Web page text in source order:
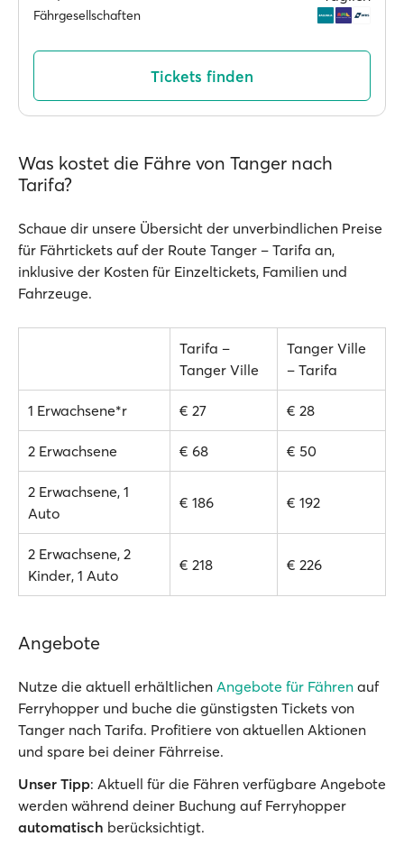
Fährgesellschaften
Tickets finden
Was kostet die Fähre von Tanger nach
Tarifa?
Schaue dir unsere Übersicht der unverbindlichen Preise
für Fährtickets auf der Route Tanger – Tarifa an,
inklusive der Kosten für Einzeltickets, Familien und
Fahrzeuge.
Tarifa –
Tanger Ville
Tanger Ville
– Tarifa
1 Erwachsene*r € 27 € 28
2 Erwachsene € 68 € 50
2 Erwachsene, 1
Auto
€ 186 € 192
2 Erwachsene, 2
Kinder, 1 Auto
€ 218 € 226
Angebote
Nutze die aktuell erhältlichen Angebote für Fähren auf
Ferryhopper und buche die günstigsten Tickets von
Tanger nach Tarifa. Profitiere von aktuellen Aktionen
und spare bei deiner Fährreise.
Unser Tipp: Aktuell für die Fähren verfügbare Angebote
werden während deiner Buchung auf Ferryhopper
automatisch berücksichtigt.